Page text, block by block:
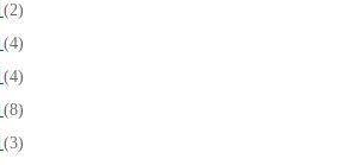
(2)
(4)
(4)
(8)
(3)